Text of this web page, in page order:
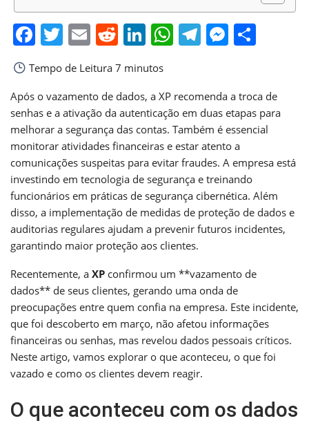
Facebook
Twitter
EmailReddit
LinkedIn
WhatsApp
Telegram
Tempo de Leitura 7 minutos
Após o vazamento de dados, a XP recomenda a troca de
senhas e a ativação da autenticação em duas etapas para
melhorar a segurança das contas. Também é essencial
monitorar atividades financeiras e estar atento a
comunicações suspeitas para evitar fraudes. A empresa está
investindo em tecnologia de segurança e treinando
funcionários em práticas de segurança cibernética. Além
disso, a implementação de medidas de proteção de dados e
auditorias regulares ajudam a prevenir futuros incidentes,
garantindo maior proteção aos clientes.
Recentemente, a XP confirmou um **vazamento de
dados** de seus clientes, gerando uma onda de
preocupações entre quem confia na empresa. Este incidente,
que foi descoberto em março, não afetou informações
financeiras ou senhas, mas revelou dados pessoais críticos.
Neste artigo, vamos explorar o que aconteceu, o que foi
vazado e como os clientes devem reagir.
O que aconteceu com os dados